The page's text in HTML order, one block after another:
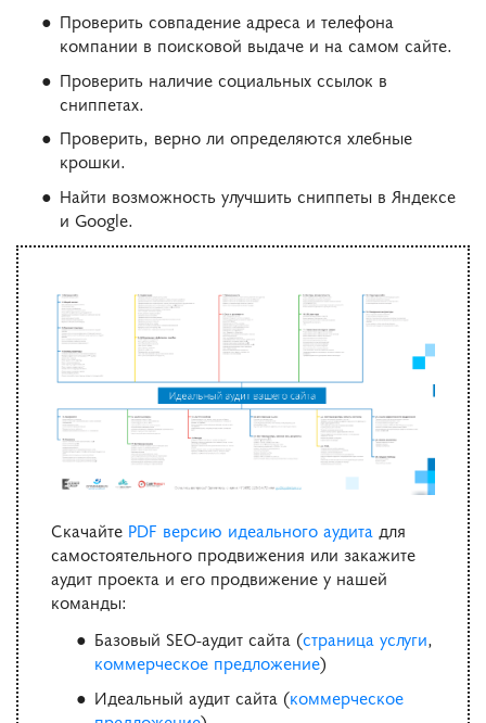
Проверить совпадение адреса и телефона
компании в поисковой выдаче и на самом сайте.
Проверить наличие социальных ссылок в
сниппетах.
Проверить, верно ли определяются хлебные
крошки.
Найти возможность улучшить сниппеты в Яндексе
и Google.
Скачайте PDF версию идеального аудита для
самостоятельного продвижения или закажите
аудит проекта и его продвижение у нашей
команды:
Базовый SEO-аудит сайта (страница услуги,
коммерческое предложение)
Идеальный аудит сайта (коммерческое